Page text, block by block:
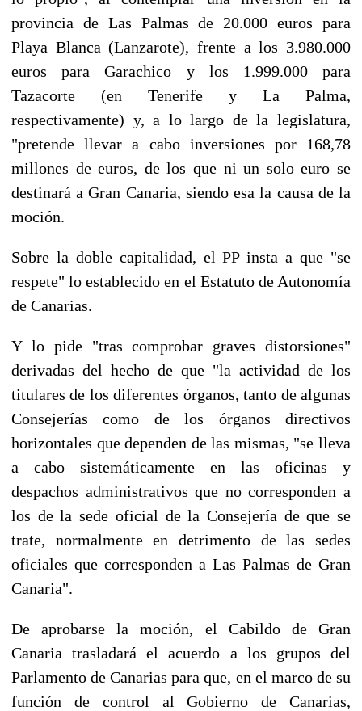
provincia de Las Palmas de 20.000 euros para
Playa Blanca (Lanzarote), frente a los 3.980.000
euros para Garachico y los 1.999.000 para
Tazacorte (en Tenerife y La Palma,
respectivamente) y, a lo largo de la legislatura,
"pretende llevar a cabo inversiones por 168,78
millones de euros, de los que ni un solo euro se
destinará a Gran Canaria, siendo esa la causa de la
moción.
Sobre la doble capitalidad, el PP insta a que "se
respete" lo establecido en el Estatuto de Autonomía
de Canarias.
Y lo pide "tras comprobar graves distorsiones"
derivadas del hecho de que "la actividad de los
titulares de los diferentes órganos, tanto de algunas
Consejerías como de los órganos directivos
horizontales que dependen de las mismas, "se lleva
a cabo sistemáticamente en las oficinas y
despachos administrativos que no corresponden a
los de la sede oficial de la Consejería de que se
trate, normalmente en detrimento de las sedes
oficiales que corresponden a Las Palmas de Gran
Canaria".
De aprobarse la moción, el Cabildo de Gran
Canaria trasladará el acuerdo a los grupos del
Parlamento de Canarias para que, en el marco de su
función de control al Gobierno de Canarias,